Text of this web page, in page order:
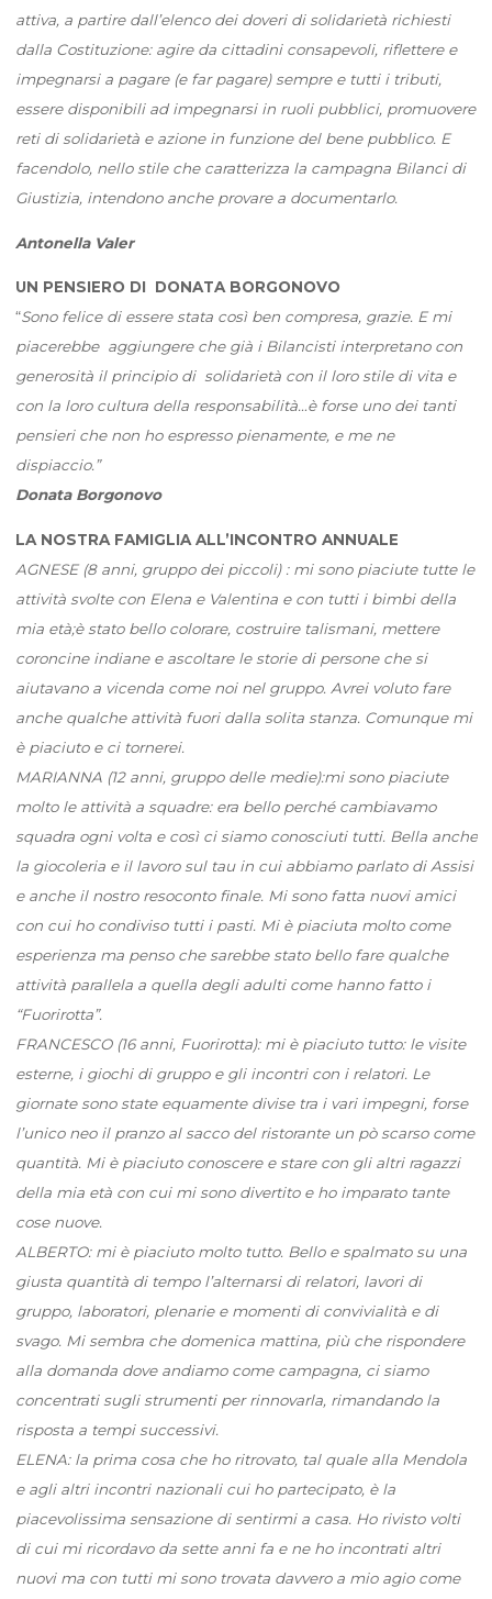
attiva, a partire dall’elenco dei doveri di solidarietà richiesti
dalla Costituzione: agire da cittadini consapevoli, riflettere e
impegnarsi a pagare (e far pagare) sempre e tutti i tributi,
essere disponibili ad impegnarsi in ruoli pubblici, promuovere
reti di solidarietà e azione in funzione del bene pubblico. E
facendolo, nello stile che caratterizza la campagna Bilanci di
Giustizia, intendono anche provare a documentarlo.
Antonella Valer
UN PENSIERO DI DONATA BORGONOVO
“Sono felice di essere stata così ben compresa, grazie. E mi
piacerebbe aggiungere che già i Bilancisti interpretano con
generosità il principio di solidarietà con il loro stile di vita e
con la loro cultura della responsabilità…è forse uno dei tanti
pensieri che non ho espresso pienamente, e me ne
dispiaccio.”
Donata Borgonovo
LA NOSTRA FAMIGLIA ALL’INCONTRO ANNUALE
AGNESE (8 anni, gruppo dei piccoli) : mi sono piaciute tutte le
attività svolte con Elena e Valentina e con tutti i bimbi della
mia età;è stato bello colorare, costruire talismani, mettere
coroncine indiane e ascoltare le storie di persone che si
aiutavano a vicenda come noi nel gruppo. Avrei voluto fare
anche qualche attività fuori dalla solita stanza. Comunque mi
è piaciuto e ci tornerei.
MARIANNA (12 anni, gruppo delle medie):mi sono piaciute
molto le attività a squadre: era bello perché cambiavamo
squadra ogni volta e così ci siamo conosciuti tutti. Bella anche
la giocoleria e il lavoro sul tau in cui abbiamo parlato di Assisi
e anche il nostro resoconto finale. Mi sono fatta nuovi amici
con cui ho condiviso tutti i pasti. Mi è piaciuta molto come
esperienza ma penso che sarebbe stato bello fare qualche
attività parallela a quella degli adulti come hanno fatto i
“Fuorirotta”.
FRANCESCO (16 anni, Fuorirotta): mi è piaciuto tutto: le visite
esterne, i giochi di gruppo e gli incontri con i relatori. Le
giornate sono state equamente divise tra i vari impegni, forse
l’unico neo il pranzo al sacco del ristorante un pò scarso come
quantità. Mi è piaciuto conoscere e stare con gli altri ragazzi
della mia età con cui mi sono divertito e ho imparato tante
cose nuove.
ALBERTO: mi è piaciuto molto tutto. Bello e spalmato su una
giusta quantità di tempo l’alternarsi di relatori, lavori di
gruppo, laboratori, plenarie e momenti di convivialità e di
svago. Mi sembra che domenica mattina, più che rispondere
alla domanda dove andiamo come campagna, ci siamo
concentrati sugli strumenti per rinnovarla, rimandando la
risposta a tempi successivi.
ELENA: la prima cosa che ho ritrovato, tal quale alla Mendola
e agli altri incontri nazionali cui ho partecipato, è la
piacevolissima sensazione di sentirmi a casa. Ho rivisto volti
di cui mi ricordavo da sette anni fa e ne ho incontrati altri
nuovi ma con tutti mi sono trovata davvero a mio agio come